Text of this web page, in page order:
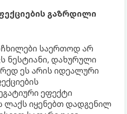
გაზრდილი
საერთოდ არ
ნესტიანი, დახურული
ეს არის იდეალური
ეფექტი
ლაქს იყენებთ დადგენილ